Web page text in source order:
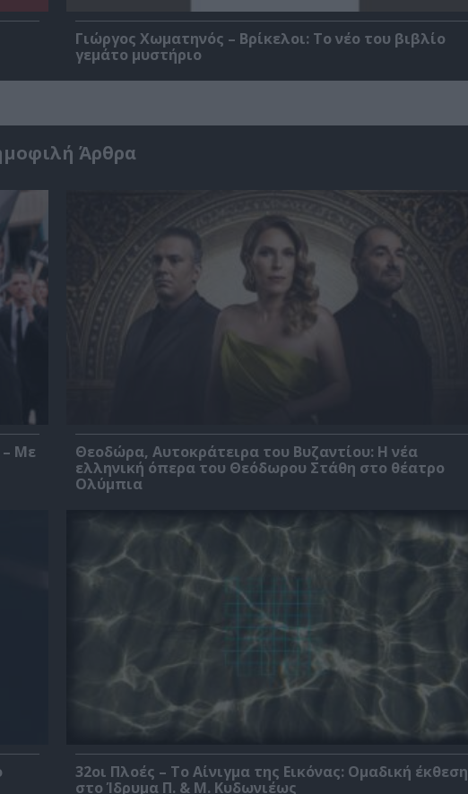
Γιώργος Χωματηνός – Βρίκελοι: Το νέο του βιβλίο
γεμάτο μυστήριο
Άρθρα
– Με
Θεοδώρα, Αυτοκράτειρα του Βυζαντίου: Η νέα
ελληνική όπερα του Θεόδωρου Στάθη στο θέατρο
Ολύμπια
32οι Πλοές – Το Αίνιγμα της Εικόνας: Ομαδική έκθεση
στο Ίδρυμα Π. & Μ. Κυδωνιέως